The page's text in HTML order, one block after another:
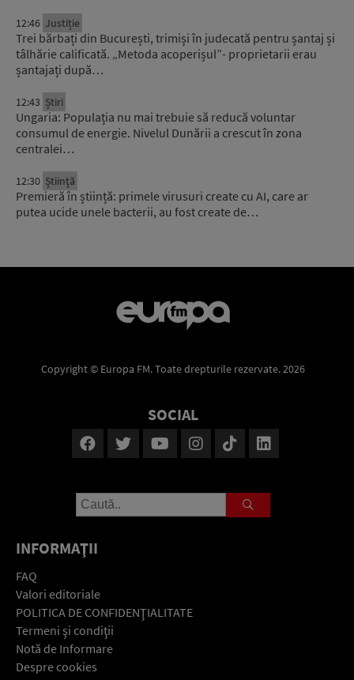
12:46 Justiție
Trei bărbați din București, trimiși în judecată pentru șantaj și
tâlhărie calificată. „Metoda acoperișul”- proprietarii erau
șantajați după…
12:43 Știri
Ungaria: Populația nu mai trebuie să reducă voluntar
consumul de energie. Nivelul Dunării a crescut în zona
centralei…
12:30 Știinţă
Premieră în știință: primele virusuri create cu AI, care ar
putea ucide unele bacterii, au fost create de…
Copyright © Europa FM. Toate drepturile rezervate. 2026
SOCIAL
INFORMAŢII
FAQ
Valori editoriale
POLITICA DE CONFIDENŢIALITATE
Termeni şi condiţii
Notă de Informare
Despre cookies